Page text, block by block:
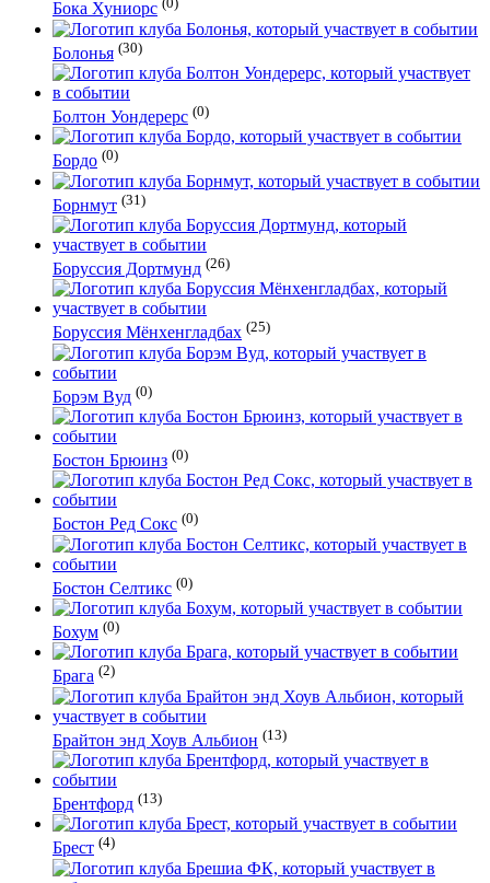
Бока Хуниорс
Болонья (30)
Болтон Уондерерс (0)
Бордо (0)
Борнмут (31)
Боруссия Дортмунд (26)
Боруссия Мёнхенгладбах (25)
Борэм Вуд (0)
Бостон Брюинз (0)
Бостон Ред Сокс (0)
Бостон Селтикс (0)
Бохум (0)
Брага (2)
Брайтон энд Хоув Альбион (13)
Брентфорд (13)
Брест (4)